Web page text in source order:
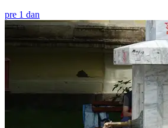
pre 1 dan